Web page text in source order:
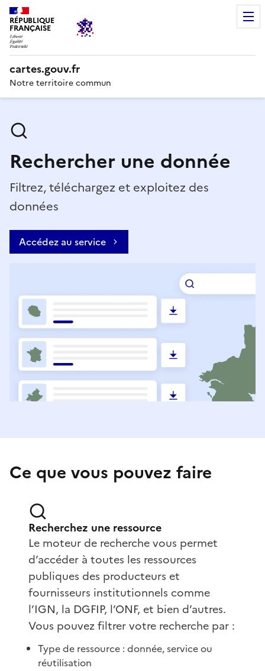
RÉPUBLIQUE
FRANÇAISE
cartes.gouv.fr
Notre territoire commun
Rechercher une donnée
Filtrez, téléchargez et exploitez des
données
Accédez au service
Ce que vous pouvez faire
Recherchez une ressource
Le moteur de recherche vous permet
d’accéder à toutes les ressources
publiques des producteurs et
fournisseurs institutionnels comme
l’IGN, la DGFIP, l’ONF, et bien d’autres.
Vous pouvez filtrer votre recherche par :
Type de ressource : donnée, service ou
réutilisation